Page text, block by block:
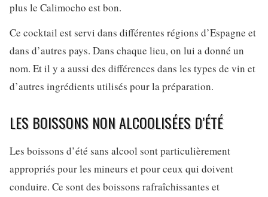
plus le Calimocho est bon.
Ce cocktail est servi dans différentes régions d’Espagne et
dans d’autres pays. Dans chaque lieu, on lui a donné un
nom. Et il y a aussi des différences dans les types de vin et
d’autres ingrédients utilisés pour la préparation.
LES BOISSONS NON ALCOOLISÉES D’ÉTÉ
Les boissons d’été sans alcool sont particulièrement
appropriés pour les mineurs et pour ceux qui doivent
conduire. Ce sont des boissons rafraîchissantes et